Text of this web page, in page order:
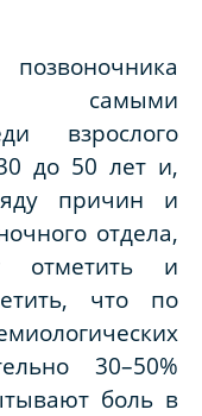
самыми
взрослого
до 50 лет и,
причин и
отдела,
отметить и
что по
30–50%
боль в